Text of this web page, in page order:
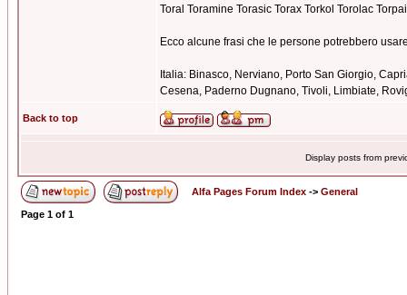
Toral Toramine Torasic Torax Torkol Torolac
Ecco alcune frasi che le persone potrebbero
Italia: Binasco, Nerviano, Porto San Giorgio,
Cesena, Paderno Dugnano, Tivoli, Limbiate,
Back to top
Display posts from
Alfa Pages Forum Index -> General
Page 1 of 1